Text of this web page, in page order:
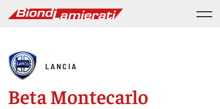
LANCIA
Beta Montecarlo